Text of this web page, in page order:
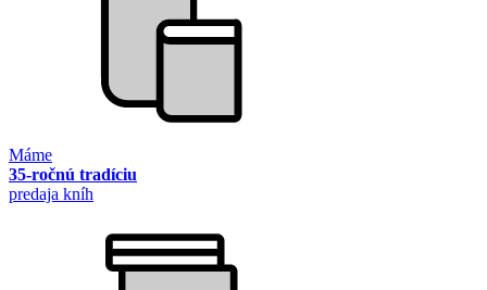
Máme
35-ročnú tradíciu
predaja kníh